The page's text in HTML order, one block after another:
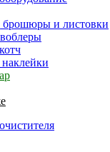
брошюры и листовки